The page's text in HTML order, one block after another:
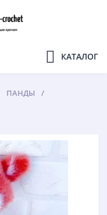
КАТАЛОГ
ПАНДЫ